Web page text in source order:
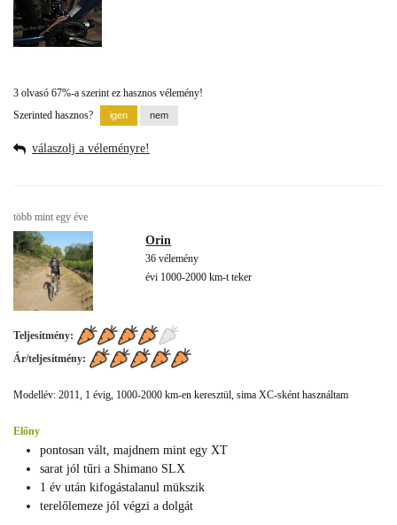
3 olvasó 67%-a szerint ez hasznos vélemény!
Szerinted hasznos?
válaszolj a véleményre!
több mint egy éve
Orin
36 vélemény
évi 1000-2000 km-t teker
Teljesítmény:
Ár/teljesítmény:
Modellév: 2011, 1 évig, 1000-2000 km-en keresztül, sima XC-sként használtam
Előny
pontosan vált, majdnem mint egy XT
sarat jól tűri a Shimano SLX
1 év után kifogástalanul mükszik
terelőlemeze jól végzi a dolgát